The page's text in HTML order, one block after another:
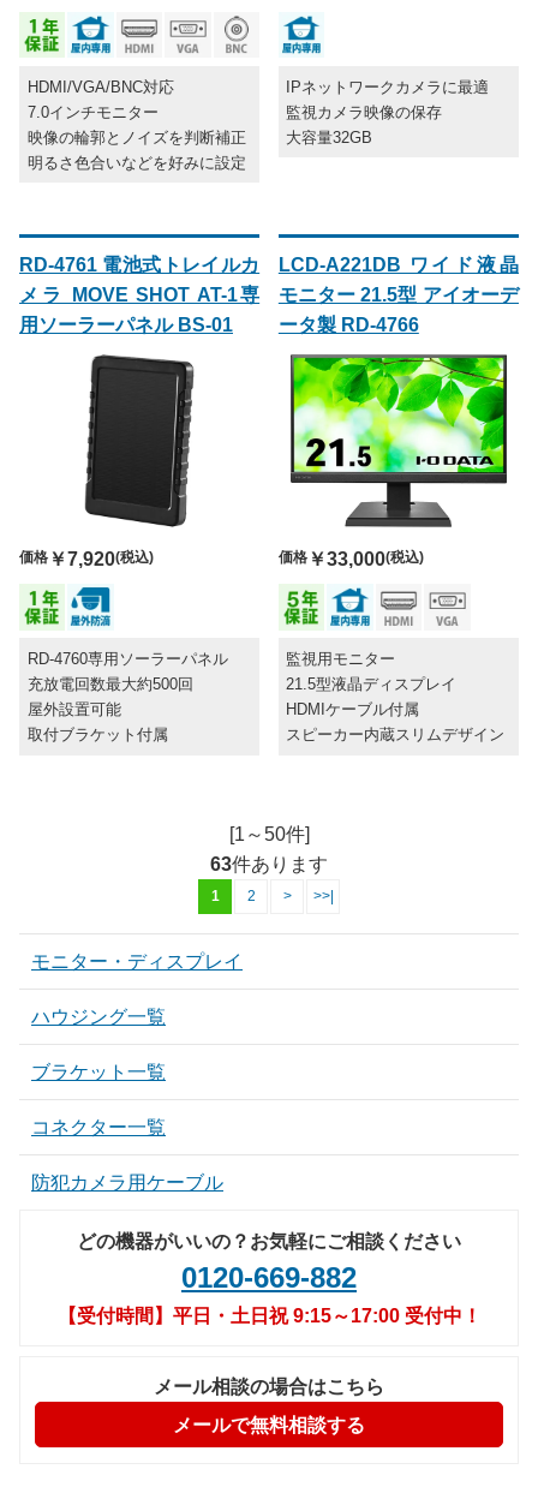
HDMI/VGA/BNC対応
7.0インチモニター
映像の輪郭とノイズを判断補正
明るさ色合いなどを好みに設定
IPネットワークカメラに最適
監視カメラ映像の保存
大容量32GB
RD-4761 電池式トレイルカ
メラ MOVE SHOT AT-1専
用ソーラーパネル BS-01
価格 ￥7,920(税込)
RD-4760専用ソーラーパネル
充放電回数最大約500回
屋外設置可能
取付ブラケット付属
LCD-A221DB ワイド液晶
モニター 21.5型 アイオーデ
ータ製 RD-4766
価格￥33,000(税込)
監視用モニター
21.5型液晶ディスプレイ
HDMIケーブル付属
スピーカー内蔵スリムデザイン
[1～50件]
63件あります
1 2 > >>|
モニター・ディスプレイ
ハウジング一覧
ブラケット一覧
コネクター一覧
防犯カメラ用ケーブル
どの機器がいいの？お気軽にご相談ください
0120-669-882
【受付時間】平日・土日祝 9:15～17:00 受付中！
メール相談の場合はこちら
メールで無料相談する